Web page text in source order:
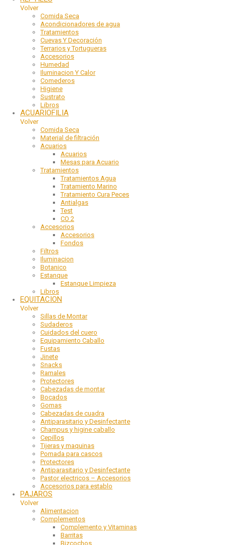
Volver
Comida Seca
Acondicionadores de agua
Tratamientos
Cuevas Y Decoración
Terrarios y Tortugueras
Accesorios
Humedad
Iluminacion Y Calor
Comederos
Higiene
Sustrato
Libros
ACUARIOFILIA
Volver
Comida Seca
Material de filtración
Acuarios
Acuarios
Mesas para Acuario
Tratamientos
Tratamientos Agua
Tratamiento Marino
Tratamiento Cura Peces
Antialgas
Test
CO 2
Accesorios
Accesorios
Fondos
Filtros
Iluminacion
Botanico
Estanque
Estanque Limpieza
Libros
EQUITACION
Volver
Sillas de Montar
Sudaderos
Cuidados del cuero
Equipamiento Caballo
Fustas
Jinete
Snacks
Ramales
Protectores
Cabezadas de montar
Bocados
Gomas
Cabezadas de cuadra
Antiparasitario y Desinfectante
Champus y higine caballo
Cepillos
Tijeras y maquinas
Pomada para cascos
Protectores
Antiparasitario y Desinfectante
Pastor electricos – Accesorios
Accesorios para establo
PAJAROS
Volver
Alimentacion
Complementos
Complemento y Vitaminas
Barritas
Bizcochos